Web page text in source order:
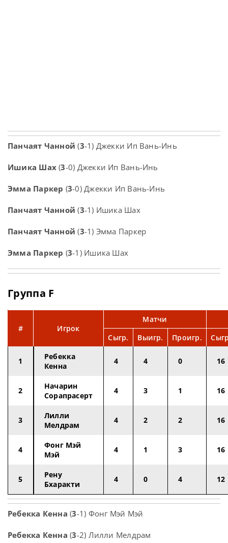
Панчаят Чанной (3-1) Джекки Ип Вань-Инь
Ишика Шах (3-0) Джекки Ип Вань-Инь
Эмма Паркер (3-0) Джекки Ип Вань-Инь
Панчаят Чанной (3-1) Ишика Шах
Панчаят Чанной (3-1) Эмма Паркер
Эмма Паркер (3-1) Ишика Шах
Группа F
# Игрок
Матчи
Сыгр.
Выигр. Проигр.
1
Ребекка
Кенна
4 4 0 16
2
Начарин
Сорапрасерт
4 3 1 16
3
Лилли
Мелдрам
4 2 2 16
4
Фонг Мэй
Мэй
4 1 3 16
5
Рену
Бхаракти
4 0 4 12
Ребекка Кенна (3-1) Фонг Мэй Мэй
Ребекка Кенна (3-2) Лилли Мелдрам